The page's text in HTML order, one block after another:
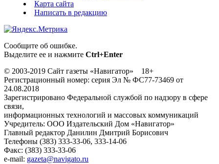
Карта сайта
Написать в редакцию
Сообщите об ошибке.
Выделите ее и нажмите Ctrl+Enter
© 2003-2019 Сайт газеты «Навигатор» 18+
Регистрационный номер: серия Эл № ФС77-73469 от
24.08.2018
Зарегистрировано Федеральной службой по надзору в сфере
связи,
информационных технологий и массовых коммуникаций
Учредитель: ООО Издательский Дом «Навигатор»
Главный редактор Данилин Дмитрий Борисович
Телефоны (383) 333-33-06, 333-14-06
Факс: (383) 333-33-06
e-mail: gazeta@navigato.ru